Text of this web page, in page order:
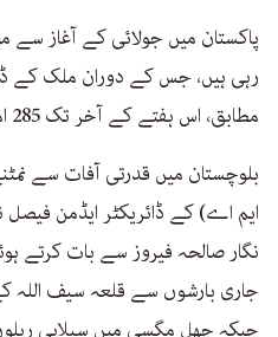
پاکستان میں جولائی کے آغاز
رہی ہیں، جس کے دوران ملک کے
مطابق، اس ہفتے کے آخر تک 285 اموات ہو چکی ہیں۔
بلوچستان میں قدرتی آفات سے
ایم اے) کے ڈائریکٹر ایڈمن فیصل
نگار صالحہ فیروز سے بات کرتے
جاری بارشوں سے قلعہ سیف اللہ
جبکہ جھل مگسی میں سیلابی